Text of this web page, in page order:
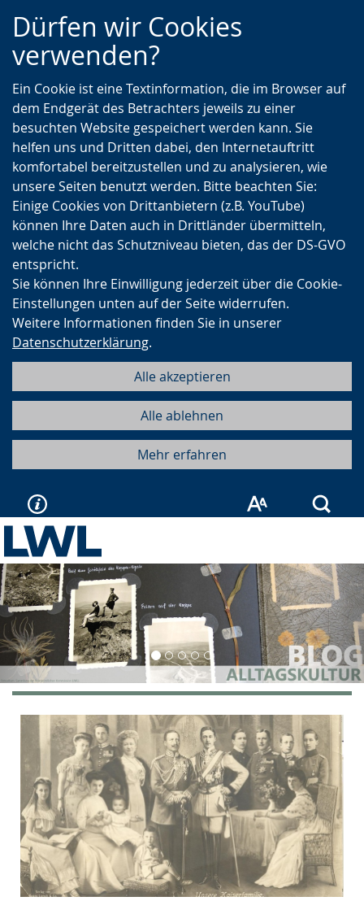
Zur
Hauptnavigation
Zur
Seitennavigation
Zum
Inhalt
Dürfen wir Cookies
verwenden?
Ein Cookie ist eine Textinformation, die im Browser auf
dem Endgerät des Betrachters jeweils zu einer
besuchten Website gespeichert werden kann. Sie
helfen uns und Dritten dabei, den Internetauftritt
komfortabel bereitzustellen und zu analysieren, wie
unsere Seiten benutzt werden. Bitte beachten Sie:
Einige Cookies von Drittanbietern (z.B. YouTube)
können Ihre Daten auch in Drittländer übermitteln,
welche nicht das Schutzniveau bieten, das der DS-GVO
entspricht.
Sie können Ihre Einwilligung jederzeit über die Cookie-
Einstellungen unten auf der Seite widerrufen.
Weitere Informationen finden Sie in unserer
Datenschutzerklärung.
Alle akzeptieren
Alle ablehnen
Mehr erfahren
Vorherige